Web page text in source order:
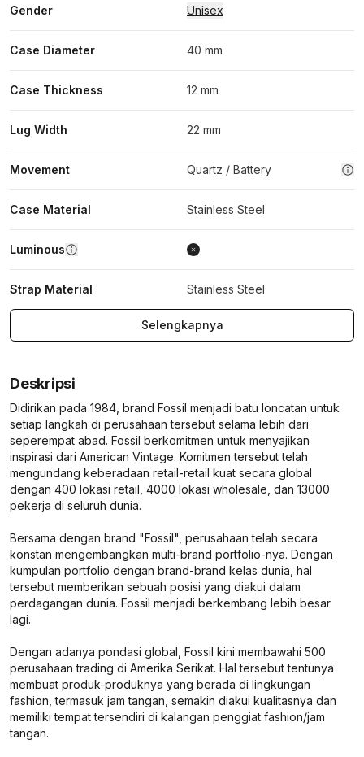
Gender Unisex
Case Diameter 40 mm
Case Thickness 12 mm
Lug Width 22 mm
Movement Quartz / Battery
Case Material Stainless Steel
Luminous
Strap Material Stainless Steel
Selengkapnya
Deskripsi
Didirikan pada 1984, brand Fossil menjadi batu loncatan untuk
setiap langkah di perusahaan tersebut selama lebih dari
seperempat abad. Fossil berkomitmen untuk menyajikan
inspirasi dari American Vintage. Komitmen tersebut telah
mengundang keberadaan retail-retail kuat secara global
dengan 400 lokasi retail, 4000 lokasi wholesale, dan 13000
pekerja di seluruh dunia.
Bersama dengan brand "Fossil", perusahaan telah secara
konstan mengembangkan multi-brand portfolio-nya. Dengan
kumpulan portfolio dengan brand-brand kelas dunia, hal
tersebut memberikan sebuah posisi yang diakui dalam
perdagangan dunia. Fossil menjadi berkembang lebih besar
lagi.
Dengan adanya pondasi global, Fossil kini membawahi 500
perusahaan trading di Amerika Serikat. Hal tersebut tentunya
membuat produk-produknya yang berada di lingkungan
fashion, termasuk jam tangan, semakin diakui kualitasnya dan
memiliki tempat tersendiri di kalangan penggiat fashion/jam
tangan.